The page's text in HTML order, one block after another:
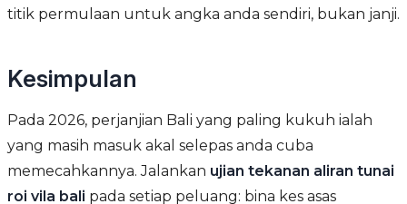
titik permulaan untuk angka anda sendiri, bukan janji.
Kesimpulan
Pada 2026, perjanjian Bali yang paling kukuh ialah
yang masih masuk akal selepas anda cuba
memecahkannya. Jalankan ujian tekanan aliran tunai
roi vila bali pada setiap peluang: bina kes asas